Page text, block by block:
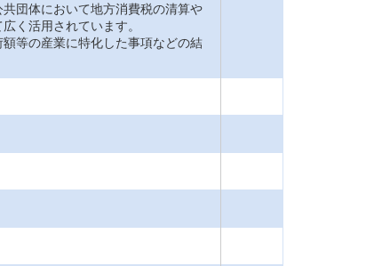
団体において地方消費税の清算や
く活用されています。
等の産業に特化した事項などの結